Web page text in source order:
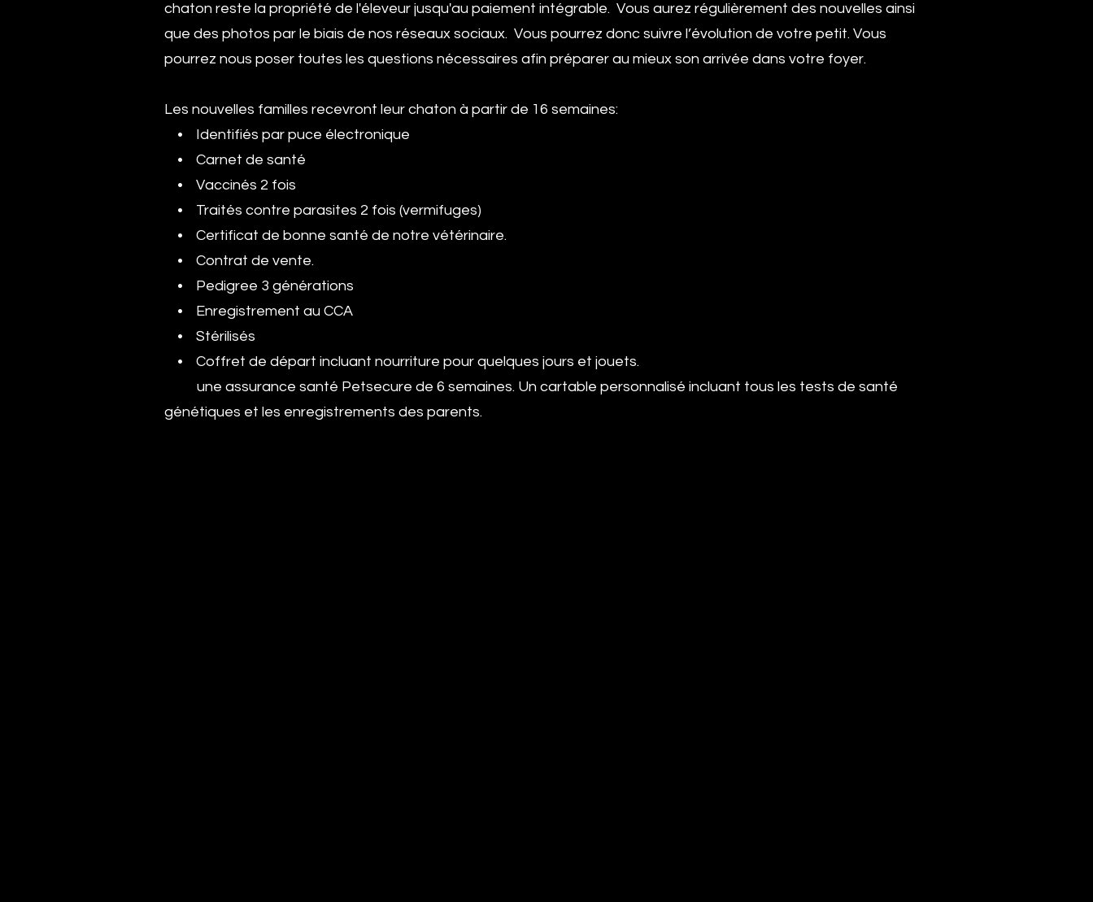
chaton reste la propriété de l'éleveur jusqu'au paiement intégrable. Vous aurez régulièrement des nouvelles ainsi
que des photos par le biais de nos réseaux sociaux. Vous pourrez donc suivre l’évolution de votre petit. Vous
pourrez nous poser toutes les questions nécessaires afin préparer au mieux son arrivée dans votre foyer.
Les nouvelles familles recevront leur chaton à partir de 16 semaines:
• Identifiés par puce électronique
• Carnet de santé
• Vaccinés 2 fois
• Traités contre parasites 2 fois (vermifuges)
• Certificat de bonne santé de notre vétérinaire.
• Contrat de vente.
• Pedigree 3 générations
• Enregistrement au CCA
• Stérilisés
• Coffret de départ incluant nourriture pour quelques jours et jouets.
une assurance santé Petsecure de 6 semaines. Un cartable personnalisé incluant tous les tests de santé
génétiques et les enregistrements des parents.